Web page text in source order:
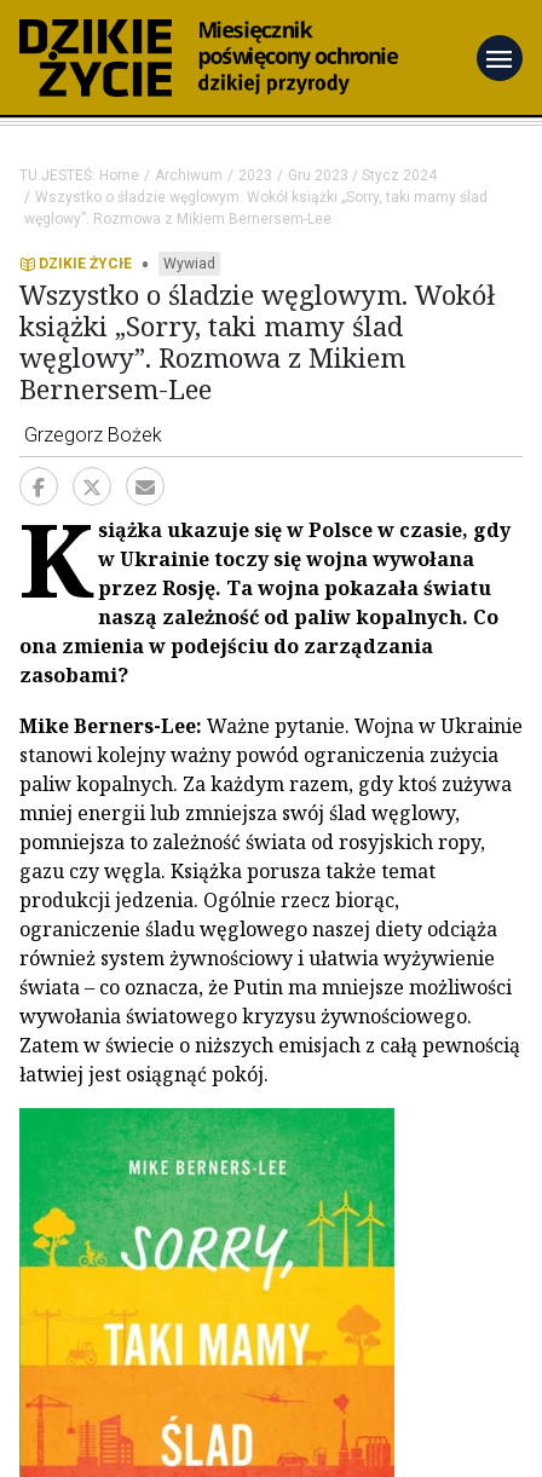
menu
TU JESTEŚ: Home Archiwum 2023
Gru 2023 / Stycz 2024
Wszystko o śladzie węglowym. Wokół książki „Sorry, taki mamy ślad
węglowy”. Rozmowa z Mikiem Bernersem-Lee
DZIKIE ŻYCIE • Wywiad
Wszystko o śladzie węglowym. Wokół
książki „Sorry, taki mamy ślad
węglowy”. Rozmowa z Mikiem
Bernersem-Lee
Grzegorz Bożek
Książka ukazuje się w Polsce w czasie, gdy
w Ukrainie toczy się wojna wywołana
przez Rosję. Ta wojna pokazała światu
naszą zależność od paliw kopalnych. Co
ona zmienia w podejściu do zarządzania
zasobami?
Mike Berners-Lee: Ważne pytanie. Wojna w Ukrainie
stanowi kolejny ważny powód ograniczenia zużycia
paliw kopalnych. Za każdym razem, gdy ktoś zużywa
mniej energii lub zmniejsza swój ślad węglowy,
pomniejsza to zależność świata od rosyjskich ropy,
gazu czy węgla. Książka porusza także temat
produkcji jedzenia. Ogólnie rzecz biorąc,
ograniczenie śladu węglowego naszej diety odciąża
również system żywnościowy i ułatwia wyżywienie
świata – co oznacza, że Putin ma mniejsze możliwości
wywołania światowego kryzysu żywnościowego.
Zatem w świecie o niższych emisjach z całą pewnością
łatwiej jest osiągnąć pokój.